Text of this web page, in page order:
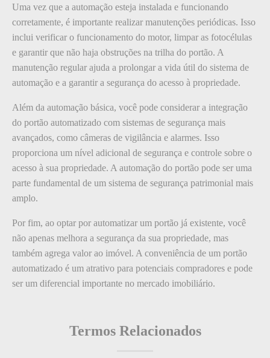
Uma vez que a automação esteja instalada e funcionando
corretamente, é importante realizar manutenções periódicas. Isso
inclui verificar o funcionamento do motor, limpar as fotocélulas
e garantir que não haja obstruções na trilha do portão. A
manutenção regular ajuda a prolongar a vida útil do sistema de
automação e a garantir a segurança do acesso à propriedade.
Além da automação básica, você pode considerar a integração
do portão automatizado com sistemas de segurança mais
avançados, como câmeras de vigilância e alarmes. Isso
proporciona um nível adicional de segurança e controle sobre o
acesso à sua propriedade. A automação do portão pode ser uma
parte fundamental de um sistema de segurança patrimonial mais
amplo.
Por fim, ao optar por automatizar um portão já existente, você
não apenas melhora a segurança da sua propriedade, mas
também agrega valor ao imóvel. A conveniência de um portão
automatizado é um atrativo para potenciais compradores e pode
ser um diferencial importante no mercado imobiliário.
Termos Relacionados